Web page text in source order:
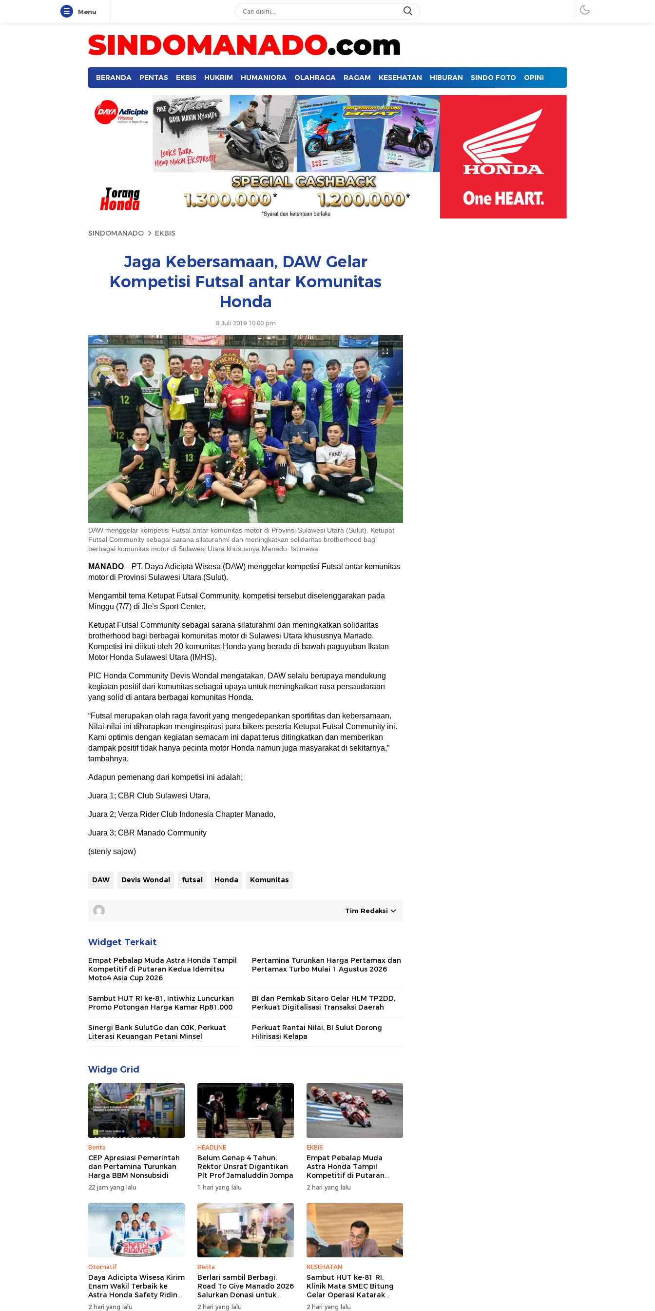
Menu
BERANDA PENTAS EKBIS HUKRIM HUMANIORA OLAHRAGA RAGAM KESEHATAN HIBURAN SINDO FOTO OPINI
SINDOMANADO EKBIS
Jaga Kebersamaan, DAW Gelar
Kompetisi Futsal antar Komunitas
Honda
8 Juli 2019 10:00 pm
DAW menggelar kompetisi Futsal antar komunitas motor di Provinsi Sulawesi Utara (Sulut). Ketupat
Futsal Community sebagai sarana silaturahmi dan meningkatkan solidaritas brotherhood bagi
berbagai komunitas motor di Sulawesi Utara khususnya Manado. Istimewa
MANADO—PT. Daya Adicipta Wisesa (DAW) menggelar kompetisi Futsal antar komunitas
motor di Provinsi Sulawesi Utara (Sulut).
Mengambil tema Ketupat Futsal Community, kompetisi tersebut diselenggarakan pada
Minggu (7/7) di Jle’s Sport Center.
Ketupat Futsal Community sebagai sarana silaturahmi dan meningkatkan solidaritas
brotherhood bagi berbagai komunitas motor di Sulawesi Utara khususnya Manado.
Kompetisi ini diikuti oleh 20 komunitas Honda yang berada di bawah paguyuban Ikatan
Motor Honda Sulawesi Utara (IMHS).
PIC Honda Community Devis Wondal mengatakan, DAW selalu berupaya mendukung
kegiatan positif dari komunitas sebagai upaya untuk meningkatkan rasa persaudaraan
yang solid di antara berbagai komunitas Honda.
“Futsal merupakan olah raga favorit yang mengedepankan sportifitas dan kebersamaan.
Nilai-nilai ini diharapkan menginspirasi para bikers peserta Ketupat Futsal Community ini.
Kami optimis dengan kegiatan semacam ini dapat terus ditingkatkan dan memberikan
dampak positif tidak hanya pecinta motor Honda namun juga masyarakat di sekitarnya,”
tambahnya.
Adapun pemenang dari kompetisi ini adalah;
Juara 1; CBR Club Sulawesi Utara,
Juara 2; Verza Rider Club Indonesia Chapter Manado,
Juara 3; CBR Manado Community
(stenly sajow)
DAW Devis Wondal futsal Honda Komunitas
Tim Redaksi
Widget Terkait
Empat Pebalap Muda Astra Honda Tampil
Kompetitif di Putaran Kedua Idemitsu
Moto4 Asia Cup 2026
Pertamina Turunkan Harga Pertamax dan
Pertamax Turbo Mulai 1 Agustus 2026
Sambut HUT RI ke-81, Intiwhiz Luncurkan
Promo Potongan Harga Kamar Rp81.000
BI dan Pemkab Sitaro Gelar HLM TP2DD,
Perkuat Digitalisasi Transaksi Daerah
Sinergi Bank SulutGo dan OJK, Perkuat
Literasi Keuangan Petani Minsel
Perkuat Rantai Nilai, BI Sulut Dorong
Hilirisasi Kelapa
Widge Grid
Berita
CEP Apresiasi Pemerintah
dan Pertamina Turunkan
Harga BBM Nonsubsidi
22 jam yang lalu
HEADLINE
Belum Genap 4 Tahun,
Rektor Unsrat Digantikan
Plt Prof Jamaluddin Jompa
1 hari yang lalu
EKBIS
Empat Pebalap Muda
Astra Honda Tampil
Kompetitif di Putaran
Kedua Idemitsu Moto4
Asia Cup 2026
2 hari yang lalu
Otomatif
Daya Adicipta Wisesa Kirim
Enam Wakil Terbaik ke
Astra Honda Safety Riding
Competition 2026
2 hari yang lalu
Berita
Berlari sambil Berbagi,
Road To Give Manado 2026
Salurkan Donasi untuk
Panti Asuhan dan Yayasan
2 hari yang lalu
KESEHATAN
Sambut HUT ke-81 RI,
Klinik Mata SMEC Bitung
Gelar Operasi Katarak
Gratis
2 hari yang lalu